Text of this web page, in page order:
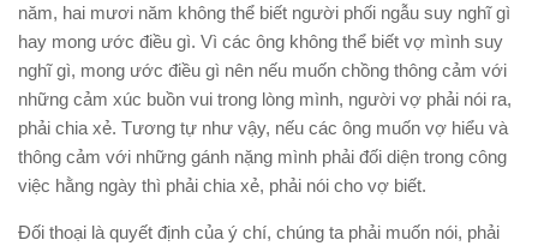
năm, hai mươi năm không thể biết người phối ngẫu suy nghĩ gì
hay mong ước điều gì. Vì các ông không thể biết vợ mình suy
nghĩ gì, mong ước điều gì nên nếu muốn chồng thông cảm với
những cảm xúc buồn vui trong lòng mình, người vợ phải nói ra,
phải chia xẻ. Tương tự như vậy, nếu các ông muốn vợ hiểu và
thông cảm với những gánh nặng mình phải đối diện trong công
việc hằng ngày thì phải chia xẻ, phải nói cho vợ biết.
Đối thoại là quyết định của ý chí, chúng ta phải muốn nói, phải